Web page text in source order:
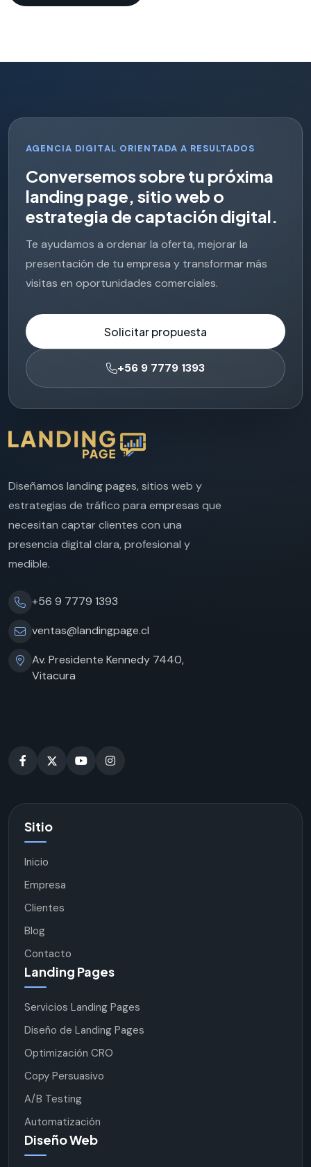
AGENCIA DIGITAL ORIENTADA A RESULTADOS
Conversemossobre tu próxima
landing page, sitioweb o
estrategia de captacióndigital.
Te ayudamos a ordenar la oferta, mejorar la
presentación de tu empresa y transformar más
visitas en oportunidades comerciales.
Solicitar propuesta
+56 9 7779 1393
Diseñamos landing pages, sitios web y
estrategias de tráfico para empresas que
necesitan captar clientes con una
presencia digital clara, profesional y
medible.
+56 9 7779 1393
ventas@landingpage.cl
Av. Presidente Kennedy 7440,
Vitacura
Sitio
Inicio
Empresa
Clientes
Blog
Contacto
Landing Pages
Servicios Landing Pages
Diseño de Landing Pages
Optimización CRO
Copy Persuasivo
A/B Testing
Automatización
Diseño Web